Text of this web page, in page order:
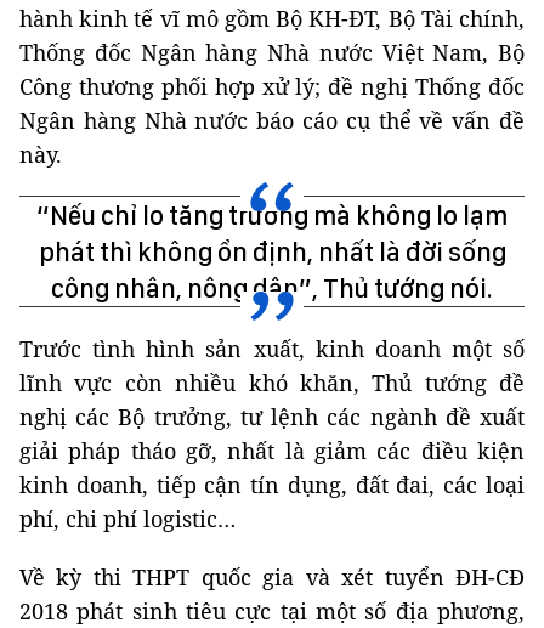
hành kinh tế vĩ mô gồm Bộ KH-ĐT, Bộ Tài chính,
Thống đốc Ngân hàng Nhà nước Việt Nam, Bộ
Công thương phối hợp xử lý; đề nghị Thống đốc
Ngân hàng Nhà nước báo cáo cụ thể về vấn đề
này.
“Nếu chỉ lo tăng trưởng mà không lo lạm
phát thì không ổn định, nhất là đời sống
công nhân, nông dân”, Thủ tướng nói.
Trước tình hình sản xuất, kinh doanh một số
lĩnh vực còn nhiều khó khăn, Thủ tướng đề
nghị các Bộ trưởng, tư lệnh các ngành đề xuất
giải pháp tháo gỡ, nhất là giảm các điều kiện
kinh doanh, tiếp cận tín dụng, đất đai, các loại
phí, chi phí logistic…
Về kỳ thi THPT quốc gia và xét tuyển ĐH-CĐ
2018 phát sinh tiêu cực tại một số địa phương,